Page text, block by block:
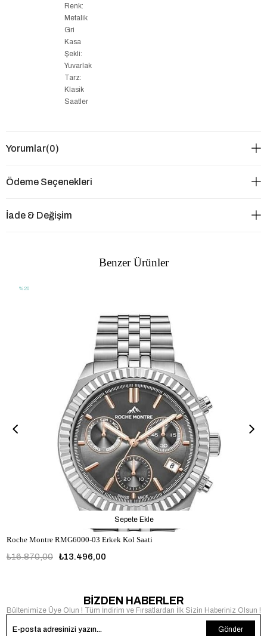
Renk:
Metalik
Gri
Kasa
Şekli:
Yuvarlak
Tarz:
Klasik
Saatler
Yorumlar(0)
Ödeme Seçenekleri
İade & Değişim
Benzer Ürünler
Roche Montre RMG6000-03 Erkek Kol Saati
₺13.496,00
₺16.870,00
Sepete Ekle
%20
BİZDEN HABERLER
Bültenimize Üye Olun ! Tüm İndirim ve Fırsatlardan İlk Sizin Haberiniz Olsun !
Gönder